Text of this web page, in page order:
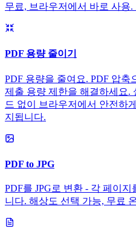
무료, 브라우저에서 바로 사용
PDF 용량 줄이기
PDF 용량을 줄여요. PDF 압축
제출 용량 제한을 해결하세요.
드 없이 브라우저에서 안전하
지됩니다.
PDF to JPG
PDF를 JPG로 변환 - 각 페이
니다. 해상도 선택 가능, 무료